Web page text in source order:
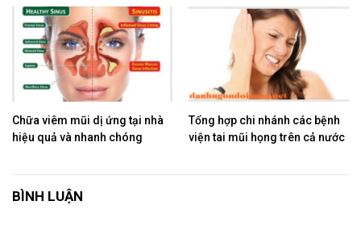
Chữa viêm mũi dị ứng tại nhà
hiệu quả và nhanh chóng
Tổng hợp chi nhánh các bệnh
viện tai mũi họng trên cả nước
BÌNH LUẬN